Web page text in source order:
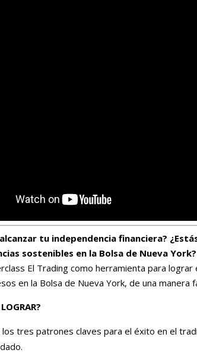
tu independencia financiera?
sostenibles en la Bolsa de Nueva York?
El Trading como herramienta para
en la Bolsa de Nueva York, de una manera
los tres patrones claves para el éxito en el